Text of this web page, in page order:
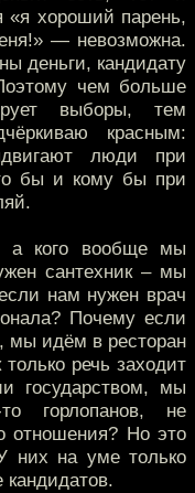
«я хороший парень,
— невозможна.
деньги, кандидату
чем больше
выборы, тем
красным:
люди при
бы и кому бы при
а кого вообще мы
сантехник – мы
нам нужен врач
Почему если
мы идём в ресторан
речь заходит
государством, мы
горлопанов, не
отношения? Но это
них на уме только